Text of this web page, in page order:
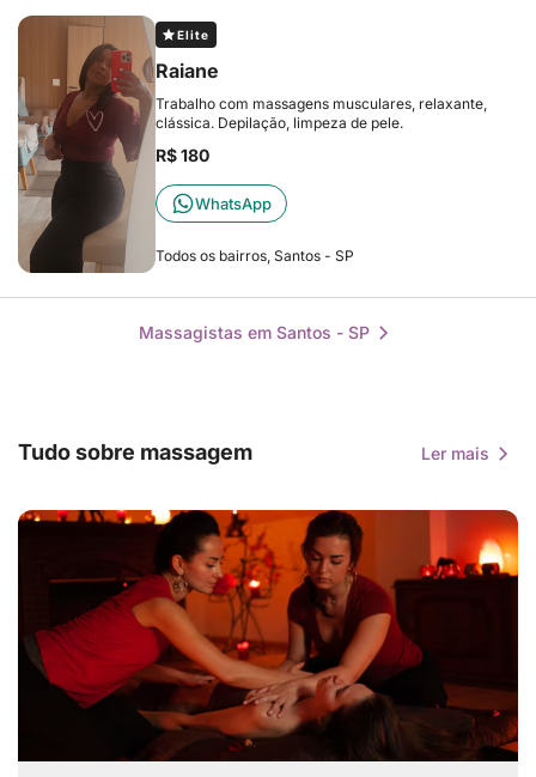
Elite
Raiane
Trabalho com massagens musculares, relaxante,
clássica. Depilação, limpeza de pele.
R$ 180
WhatsApp
Todos os bairros, Santos - SP
Massagistas em Santos - SP
Tudo sobre massagem Ler mais